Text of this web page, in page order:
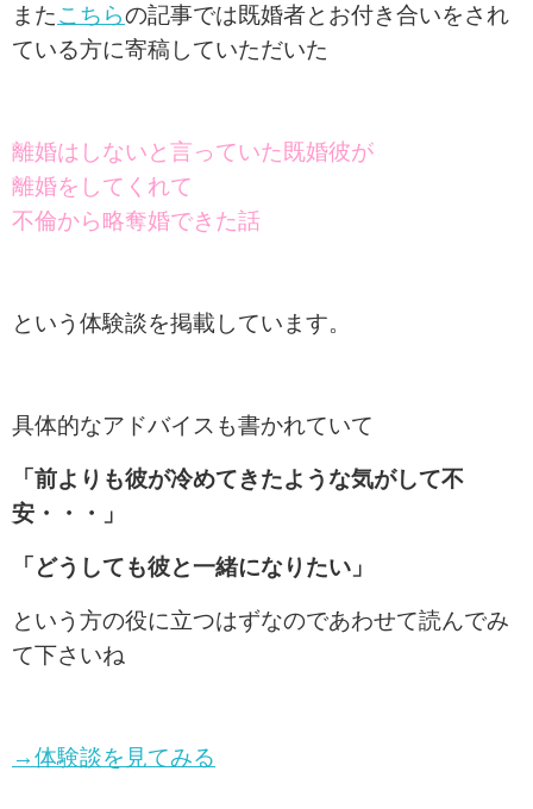
またこちらの記事では既婚者とお付き合いをされ
ている方に寄稿していただいた
離婚はしないと言っていた既婚彼が
離婚をしてくれて
不倫から略奪婚できた話
という体験談を掲載しています。
具体的なアドバイスも書かれていて
「前よりも彼が冷めてきたような気がして不
安・・・」
「どうしても彼と一緒になりたい」
という方の役に立つはずなのであわせて読んでみ
て下さいね
→体験談を見てみる